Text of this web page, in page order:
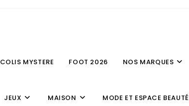
COLIS MYSTERE FOOT 2026 NOS MARQUES
JEUX MAISON MODE ET ESPACE BEAUTÉ